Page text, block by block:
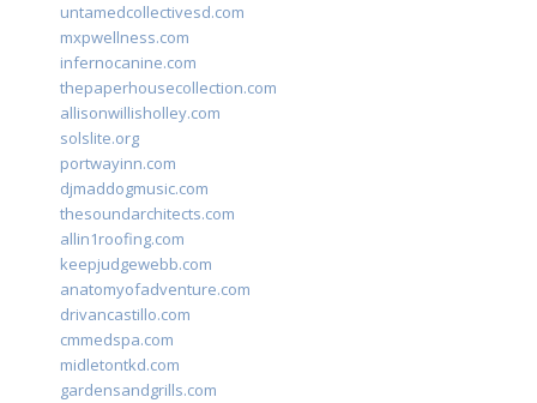
untamedcollectivesd.com
mxpwellness.com
infernocanine.com
thepaperhousecollection.com
allisonwillisholley.com
solslite.org
portwayinn.com
djmaddogmusic.com
thesoundarchitects.com
allin1roofing.com
keepjudgewebb.com
anatomyofadventure.com
drivancastillo.com
cmmedspa.com
midletontkd.com
gardensandgrills.com